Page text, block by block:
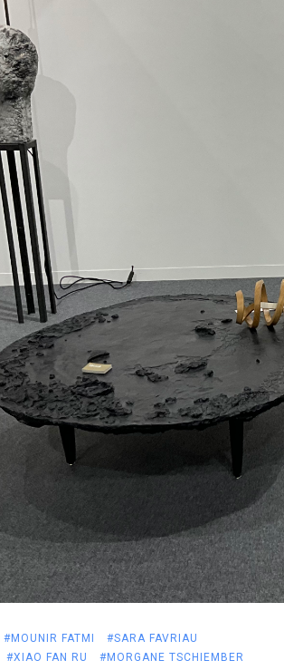
#MOUNIR FATMI
#SARA FAVRIAU
#XIAO FAN RU #MORGANE TSCHIEMBER